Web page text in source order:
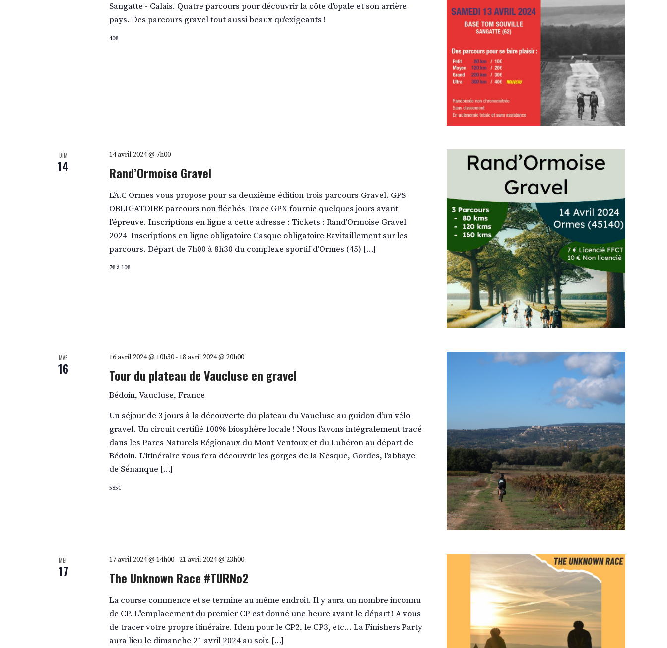
Sangatte - Calais. Quatre parcours pour découvrir la côte d'opale et son arrière
pays. Des parcours gravel tout aussi beaux qu'exigeants !
40€
DIM
14 Rand’Ormoise Gravel
14 avril 2024 @ 7h00
L'A.C Ormes vous propose pour sa deuxième édition trois parcours Gravel. GPS
OBLIGATOIRE parcours non fléchés Trace GPX fournie quelques jours avant
l'épreuve. Inscriptions en ligne a cette adresse : Tickets : Rand'Ormoise Gravel
2024 Inscriptions en ligne obligatoire Casque obligatoire Ravitaillement sur les
parcours. Départ de 7h00 à 8h30 du complexe sportif d'Ormes (45) […]
7€ à 10€
MAR
16 Tour du plateau de Vaucluse en gravel
16 avril 2024 @ 10h30-18 avril 2024 @ 20h00
Bédoin, Vaucluse, France
Un séjour de 3 jours à la découverte du plateau du Vaucluse au guidon d’un vélo
gravel. Un circuit certifié 100% biosphère locale ! Nous l’avons intégralement tracé
dans les Parcs Naturels Régionaux du Mont-Ventoux et du Lubéron au départ de
Bédoin. L’itinéraire vous fera découvrir les gorges de la Nesque, Gordes, l'abbaye
de Sénanque […]
585€
MER
17 The Unknown Race #TURNo2
17 avril 2024 @ 14h00-21 avril 2024 @ 23h00
La course commence et se termine au même endroit. Il y aura un nombre inconnu
de CP. L''emplacement du premier CP est donné une heure avant le départ ! A vous
de tracer votre propre itinéraire. Idem pour le CP2, le CP3, etc… La Finishers Party
aura lieu le dimanche 21 avril 2024 au soir. […]